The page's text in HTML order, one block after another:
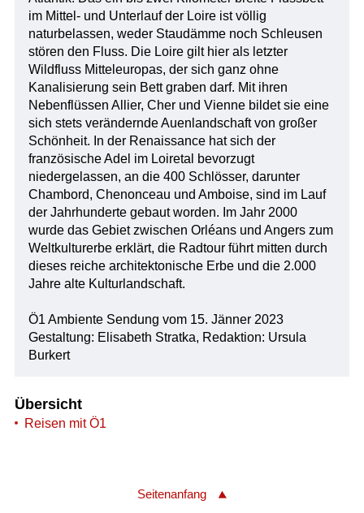
im Mittel- und Unterlauf der Loire ist völlig
naturbelassen, weder Staudämme noch Schleusen
stören den Fluss. Die Loire gilt hier als letzter
Wildfluss Mitteleuropas, der sich ganz ohne
Kanalisierung sein Bett graben darf. Mit ihren
Nebenflüssen Allier, Cher und Vienne bildet sie eine
sich stets verändernde Auenlandschaft von großer
Schönheit. In der Renaissance hat sich der
französische Adel im Loiretal bevorzugt
niedergelassen, an die 400 Schlösser, darunter
Chambord, Chenonceau und Amboise, sind im Lauf
der Jahrhunderte gebaut worden. Im Jahr 2000
wurde das Gebiet zwischen Orléans und Angers zum
Weltkulturerbe erklärt, die Radtour führt mitten durch
dieses reiche architektonische Erbe und die 2.000
Jahre alte Kulturlandschaft.
Ö1 Ambiente Sendung vom 15. Jänner 2023
Gestaltung: Elisabeth Stratka, Redaktion: Ursula
Burkert
Übersicht
Reisen mit Ö1
Seitenanfang